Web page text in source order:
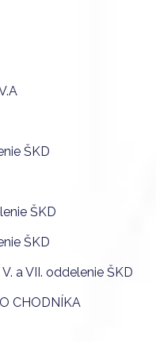
ŠKD
ŠKD
ŠKD
a VII. oddelenie ŠKD
CHODNÍKA